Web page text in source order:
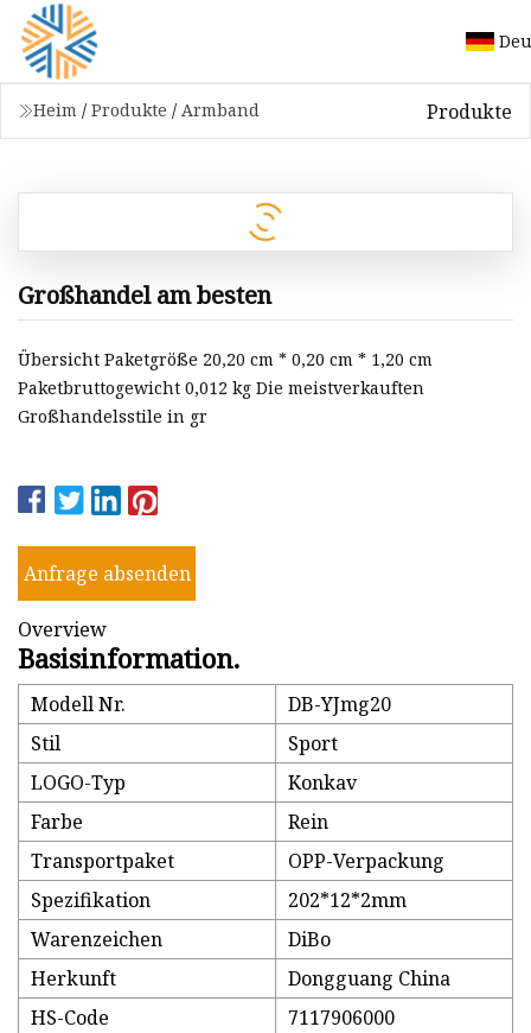
Heim / Produkte / Armband Produkte
Großhandel am besten
Übersicht Paketgröße 20,20 cm * 0,20 cm * 1,20 cm
Paketbruttogewicht 0,012 kg Die meistverkauften
Großhandelsstile in gr
Anfrage absenden
Overview
Basisinformation.
Modell Nr.
DB-YJmg20
Stil
Sport
LOGO-Typ
Konkav
Farbe
Rein
Transportpaket
OPP-Verpackung
Spezifikation
202*12*2mm
Warenzeichen
DiBo
Herkunft
Dongguang China
HS-Code
7117906000